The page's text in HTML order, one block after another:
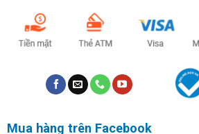
Mua hàng trên Facebook